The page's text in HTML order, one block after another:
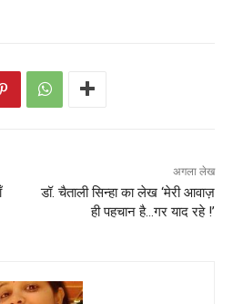
अगला लेख
डॉ. चैताली सिन्हा का लेख ‘मेरी आवाज़
ही पहचान है…गर याद रहे !’